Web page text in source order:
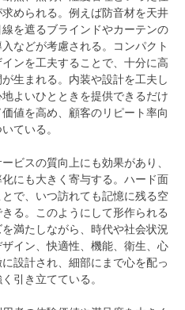
められる。例えば防音材を天井
を遮るブラインドやカーテンの
などが考慮される。コンパクト
ンを工夫することで、十分に高
生まれる。内装や設計を工夫し
よいひとときを提供できるだけ
値を高め、顧客のリピート率向
ている。
ビスの質向上にも効果があり、
にも大きく寄与する。ハード面
で、いつ訪れても記憶に残る空
る。このようにして形作られる
満たしながら、時代や社会状況
イン、快適性、機能、衛生、心
設計され、細部にまで心を配っ
引き立てている。